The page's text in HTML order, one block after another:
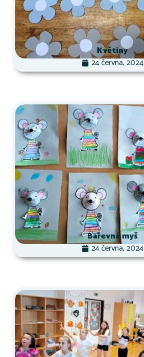
Květiny
24 června, 2024
Barevná myš
24 června, 2024